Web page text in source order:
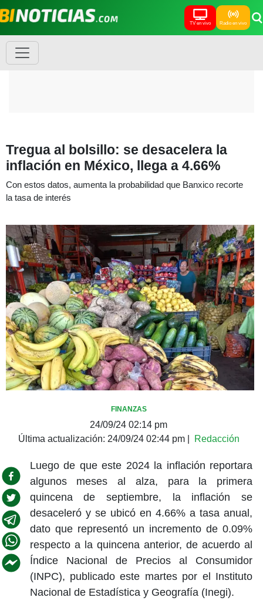
TV en vivo Radio en vivo
Tregua al bolsillo: se desacelera la
inflación en México, llega a 4.66%
Con estos datos, aumenta la probabilidad que Banxico recorte
la tasa de interés
FINANZAS
24/09/24 02:14 pm
Última actualización: 24/09/24 02:44 pm| Redacción
Luego de que este 2024 la inflación reportara
algunos meses al alza, para la primera
quincena de septiembre, la inflación se
desaceleró y se ubicó en 4.66% a tasa anual,
dato que representó un incremento de 0.09%
respecto a la quincena anterior, de acuerdo al
Índice Nacional de Precios al Consumidor
(INPC), publicado este martes por el Instituto
Nacional de Estadística y Geografía (Inegi).